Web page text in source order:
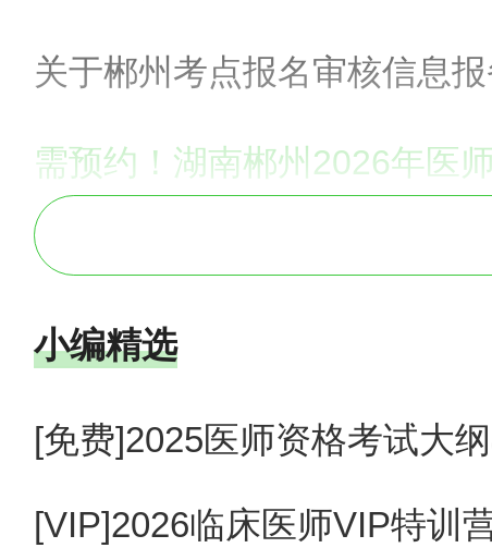
关于郴州考点报名审核信息
需预约！湖南郴州2026年医
报名专区：
【汇总】2026年医师资格考
【必看】2026年医师资格考
【挑战】2026年医师资格考
小编精选
[免费]2025医师资格考试大
[VIP]2026临床医师VIP特训